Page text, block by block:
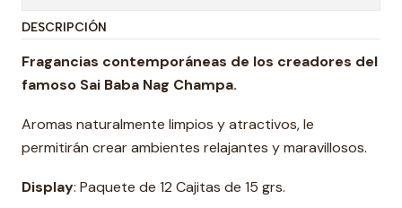
DESCRIPCIÓN
Fragancias contemporáneas de los creadores del
famoso Sai Baba Nag Champa.
Aromas naturalmente limpios y atractivos, le
permitirán crear ambientes relajantes y maravillosos.
Display: Paquete de 12 Cajitas de 15 grs.